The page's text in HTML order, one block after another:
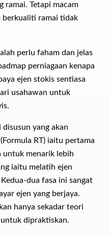
ramai. Tetapi macam
berkualiti ramai tidak
perlu faham dan jelas
perniagaan kenapa
ejen stokis sentiasa
usahawan untuk
yang akan
RT) iaitu pertama
untuk menarik lebih
iaitu melatih ejen
dua fasa ini sangat
ejen yang berjaya.
hanya sekadar teori
dipraktiskan.